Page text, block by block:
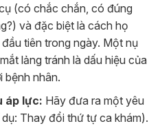
(có chắc chắn, có đúng
và đặc biệt là cách họ
tiên trong ngày. Một nụ
lảng tránh là dấu hiệu của
bệnh nhân.
áp lực: Hãy đưa ra một yêu
Thay đổi thứ tự ca khám).